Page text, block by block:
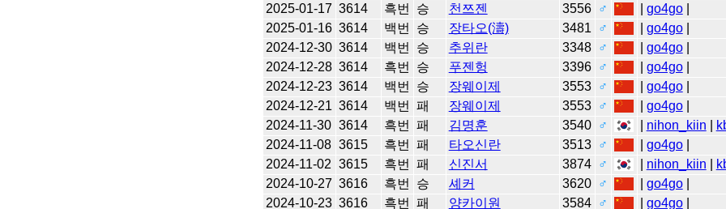
2025-01-17 3614 흑번 승 천쯔젠 3556 ♂ go4go|
2025-01-16 3614 백번 승 장타오(濤) 3481 ♂ go4go|
2024-12-30 3614 백번 승 추위란 3348 ♂ go4go|
2024-12-28 3614 흑번 승 푸젠헝 3396 ♂ go4go|
2024-12-23 3614 백번 승 장웨이제 3553 ♂ go4go|
2024-12-21 3614 백번 패 장웨이제 3553 ♂ go4go|
2024-11-30 3614 흑번 패 김명훈 3540 ♂ nihon_kiin
2024-11-08 3615 흑번 패 타오신란 3513 ♂ go4go|
2024-11-02 3615 흑번 패 신진서 3874 ♂ nihon_kiin
2024-10-27 3616 흑번 승 셰커 3620 ♂ go4go|
2024-10-23 3616 흑번 패 양카이원 3584 ♂ go4go|